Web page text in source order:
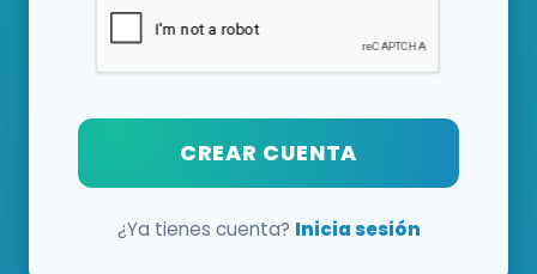
CREAR CUENTA
¿Ya tienes cuenta? Inicia sesión